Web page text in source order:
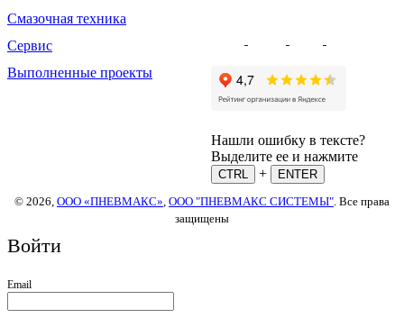
Смазочная техника
Сервис
Выполненные проекты
Нашли ошибку в тексте?
Выделите ее и нажмите
CTRL +
ENTER
© 2026, ООО «ПНЕВМАКС» ООО "ПНЕВМАКС СИСТЕМЫ" . Все права
защищены
Войти
Email